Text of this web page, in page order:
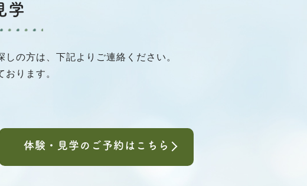
学
の方は、下記よりご連絡ください。
ります。
体験・見学のご予約はこちら